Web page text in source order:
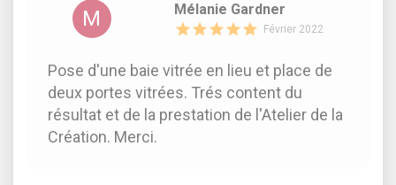
M Mélanie Gardner
Février 2022
Pose d'une baie vitrée en lieu et place de
deux portes vitrées. Trés content du
résultat et de la prestation de l'Atelier de la
Création. Merci.